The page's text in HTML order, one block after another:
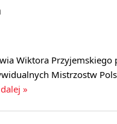
Wiktora
Mistrzostw
»